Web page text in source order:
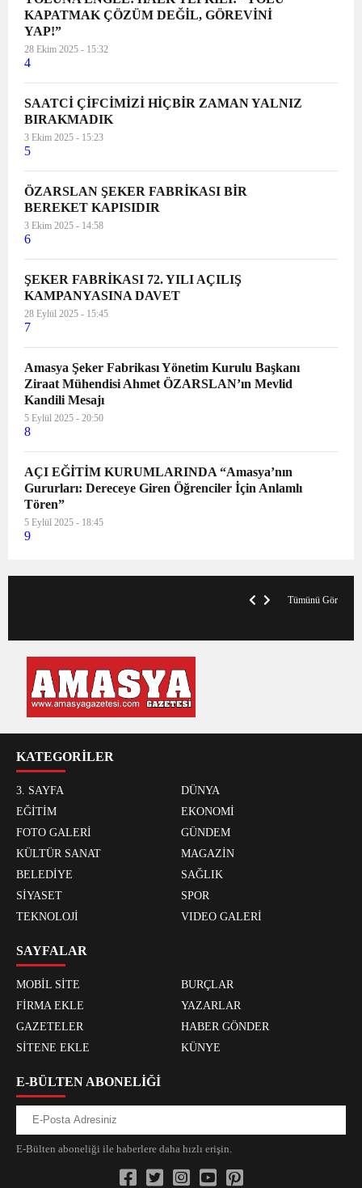
KAPATMAK ÇÖZÜM DEĞİL, GÖREVİNİ
YAP!”
28 Ekim 2025 - 15:32
4
SAATCİ ÇİFCİMİZİ HİÇBİR ZAMAN YALNIZ
BIRAKMADIK
3 Ekim 2025 - 15:23
5
ÖZARSLAN ŞEKER FABRİKASI BİR
BEREKET KAPISIDIR
3 Ekim 2025 - 14:58
6
ŞEKER FABRİKASI 72. YILI AÇILIŞ
KAMPANYASINA DAVET
28 Eylül 2025 - 15:45
7
Amasya Şeker Fabrikası Yönetim Kurulu Başkanı
Ziraat Mühendisi Ahmet ÖZARSLAN’ın Mevlid
Kandili Mesajı
5 Eylül 2025 - 20:50
8
AÇI EĞİTİM KURUMLARINDA “Amasya’nın
Gururları: Dereceye Giren Öğrenciler İçin Anlamlı
Tören”
5 Eylül 2025 - 18:45
9
Tümünü Gör
KATEGORİLER
3. SAYFA
DÜNYA
EĞİTİM
EKONOMİ
FOTO GALERİ
GÜNDEM
KÜLTÜR SANAT
MAGAZİN
BELEDİYE
SAĞLIK
SİYASET
SPOR
TEKNOLOJİ
VIDEO GALERİ
SAYFALAR
MOBİL SİTE
BURÇLAR
FİRMA EKLE
YAZARLAR
GAZETELER
HABER GÖNDER
SİTENE EKLE
KÜNYE
E-BÜLTEN ABONELİĞİ
E-Bülten aboneliği ile haberlere daha hızlı erişin.